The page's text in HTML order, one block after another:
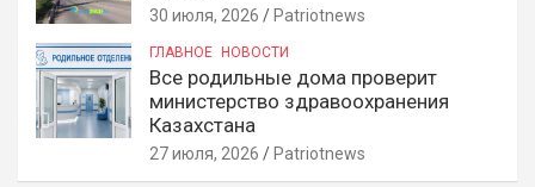
30 июля, 2026 Patriotnews
ГЛАВНОЕ НОВОСТИ
Все родильные дома проверит
министерство здравоохранения
Казахстана
27 июля, 2026 Patriotnews